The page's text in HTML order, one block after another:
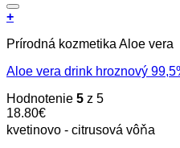
+
Prírodná kozmetika Aloe vera
Aloe vera drink hroznový
Hodnotenie 5 z 5
18.80€
kvetinovo - citrusová vôňa